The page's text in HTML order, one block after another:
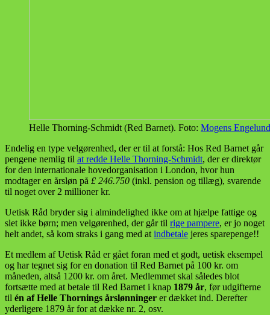
Helle Thorning-Schmidt (Red Barnet). Foto: Mogens Engelund
Endelig en type velgørenhed, der er til at forstå: Hos Red Barnet går
pengene nemlig til at redde Helle Thorning-Schmidt, der er direktør
for den internationale hovedorganisation i London, hvor hun
modtager en årsløn på £ 246.750 (inkl. pension og tillæg), svarende
til noget over 2 millioner kr.
Uetisk Råd bryder sig i almindelighed ikke om at hjælpe fattige og
slet ikke børn; men velgørenhed, der går til rige pampere, er jo noget
helt andet, så kom straks i gang med at indbetale jeres sparepenge!!
Et medlem af Uetisk Råd er gået foran med et godt, uetisk eksempel
og har tegnet sig for en donation til Red Barnet på 100 kr. om
måneden, altså 1200 kr. om året. Medlemmet skal således blot
fortsætte med at betale til Red Barnet i knap 1879 år, før udgifterne
til én af Helle Thornings årslønninger er dækket ind. Derefter
yderligere 1879 år for at dække nr. 2, osv.